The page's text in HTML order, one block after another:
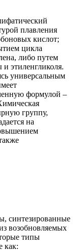
плавления
кислот;
цикла
либо путем
этиленгликоля.
универсальным
формулой –
группу,
на
синтезированные
возобновляемых
типы
как: